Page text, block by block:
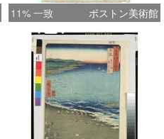
11% 一致 ボストン美術館